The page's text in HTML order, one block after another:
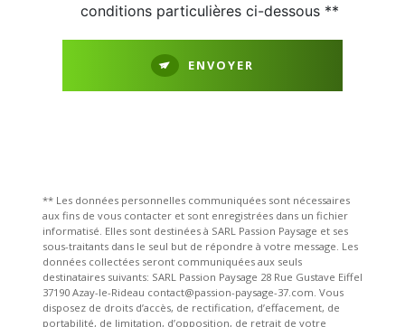
conditions particulières ci-dessous **
ENVOYER
** Les données personnelles communiquées sont nécessaires
aux fins de vous contacter et sont enregistrées dans un fichier
informatisé. Elles sont destinées à SARL Passion Paysage et ses
sous-traitants dans le seul but de répondre à votre message. Les
données collectées seront communiquées aux seuls
destinataires suivants: SARL Passion Paysage 28 Rue Gustave Eiffel
37190 Azay-le-Rideau contact@passion-paysage-37.com. Vous
disposez de droits d’accès, de rectification, d’effacement, de
portabilité, de limitation, d’opposition, de retrait de votre